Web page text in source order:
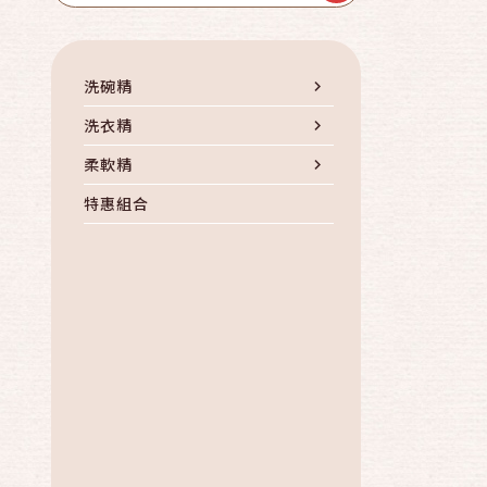
洗碗精
洗衣精
柔軟精
特惠組合